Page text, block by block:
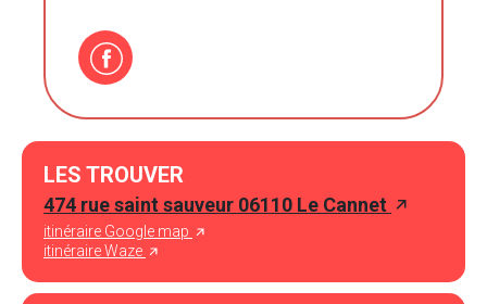
LES TROUVER
474 rue saint sauveur 06110 Le Cannet
itinéraire Google map
itinéraire Waze